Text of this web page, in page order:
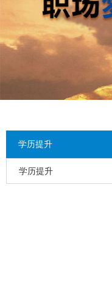
学历提升
学历提升